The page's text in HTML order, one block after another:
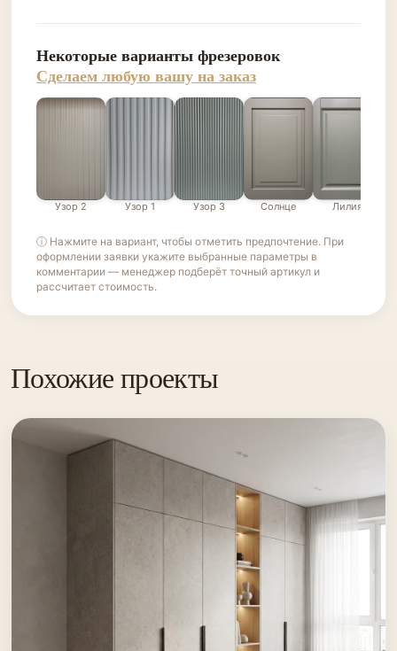
Некоторые варианты фрезеровок
Сделаем любую вашу на заказ
Узор 2 Узор 1 Узор 3 Солнце Лилия
ⓘ Нажмите на вариант, чтобы отметить предпочтение. При
оформлении заявки укажите выбранные параметры в
комментарии — менеджер подберёт точный артикул и
рассчитает стоимость.
Похожие проекты